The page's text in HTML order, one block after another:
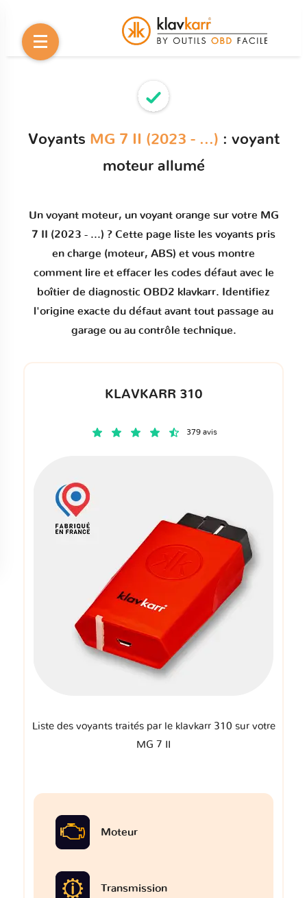
Voyants MG 7 II (2023 - ...) : voyant
moteur allumé
Un voyant moteur, un voyant orange sur votre MG
7 II (2023 - ...) ? Cette page liste les voyants pris
en charge (moteur, ABS) et vous montre
comment lire et effacer les codes défautavec le
boîtier de diagnostic OBD2 klavkarr. Identifiez
l'origine exacte du défaut avant tout passage au
garage ou au contrôle technique.
KLAVKARR 310
379 avis
Liste des voyants traités par le klavkarr 310 sur votre
MG 7 II
Moteur
Transmission